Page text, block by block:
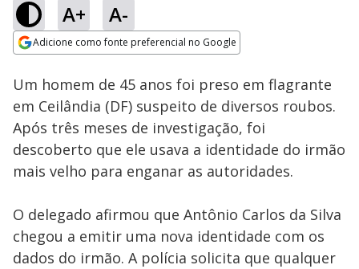
A+ A-
Adicione como fonte preferencial no Google
Ativar
Loaded
27.38%
Um homem de 45 anos foi preso em flagrante
em Ceilândia (DF) suspeito de diversos roubos.
Após três meses de investigação, foi
descoberto que ele usava a identidade do irmão
mais velho para enganar as autoridades.
O delegado afirmou que Antônio Carlos da Silva
chegou a emitir uma nova identidade com os
dados do irmão. A polícia solicita que qualquer